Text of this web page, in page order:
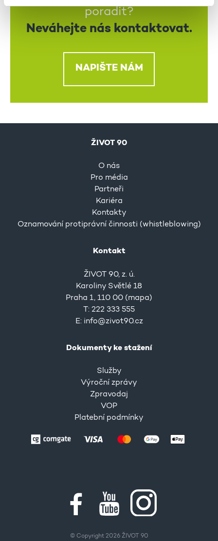
poradit?
Neváhejte nás kontaktovat.
NAPIŠTE NÁM
ŽIVOT 90
O nás
Pro média
Partneři
Kariéra
Kontakty
Oznamování protiprávní činnosti (whistleblowing)
Kontakt
ŽIVOT 90, z. ú.
Karoliny Světlé 18
Praha 1, 110 00 (mapa)
T: 222 333 555
E: info@zivot90.cz
Dokumenty ke stažení
Služby
Výroční zprávy
Zpravodaj
VOP
Platební podmínky
© Copyright 2026 ŽIVOT 90